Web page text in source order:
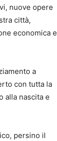
nuove opere
città,
economica e
a
con tutta la
alla nascita e
persino il